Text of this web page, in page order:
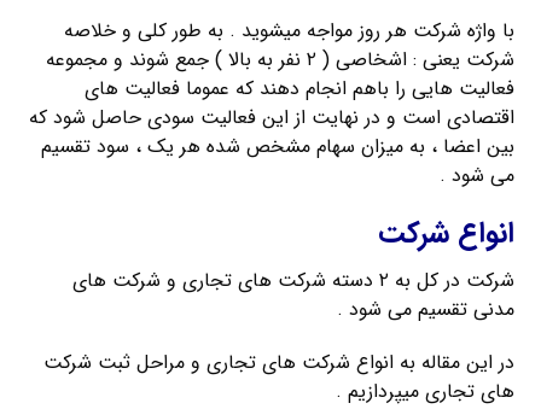
با واژه شرکت هر روز مواجه میشوید . به طور کلی و خلاصه
شرکت یعنی : اشخاصی ( ۲ نفر به بالا ) جمع شوند و مجموعه
فعالیت هایی را باهم انجام دهند که عموما فعالیت های
اقتصادی است و در نهایت از این فعالیت سودی حاصل شود که
بین اعضا ، به میزان سهام مشخص شده هر یک ، سود تقسیم
می شود .
انواع شرکت
شرکت در کل به ۲ دسته شرکت های تجاری و شرکت های
مدنی تقسیم می شود .
در این مقاله به انواع شرکت های تجاری و مراحل ثبت شرکت
های تجاری میپردازیم .